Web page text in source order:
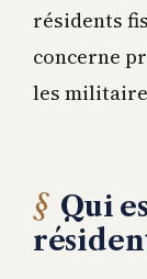
résidents
concerne
les
Qui